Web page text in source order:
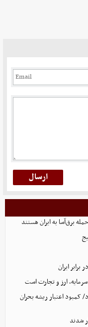
برق‌آسا به ایران هستند
ایران
ارز و تجارت است
کمبود اعتبار ریشه بحران